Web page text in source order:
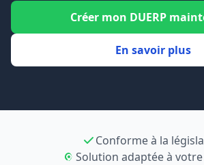
Créer mon DUERP
En savoir plus
Conforme à la
Solution adaptée à